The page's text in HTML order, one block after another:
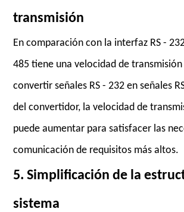
transmisión
En comparación con la interfaz RS -
485 tiene una velocidad de
convertir señales RS - 232 en señales
del convertidor, la velocidad de
puede aumentar para satisfacer las
comunicación de requisitos más altos.
5. Simplificación de la
sistema